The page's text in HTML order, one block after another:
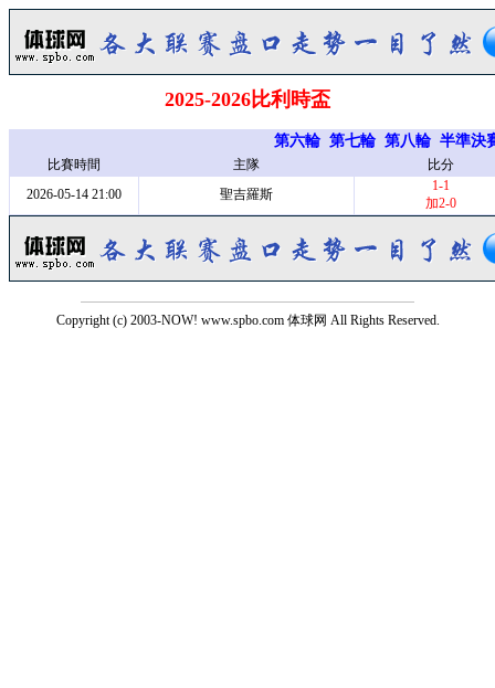
2025-2026比利時盃
第六輪 第七輪 第八輪 半準決
比賽時間 主隊
比分
2026-05-14 21:00
聖吉羅斯
1-1
加2-0
Copyright (c) 2003-NOW! www.spbo.com 体球网 All Rights Reserved.